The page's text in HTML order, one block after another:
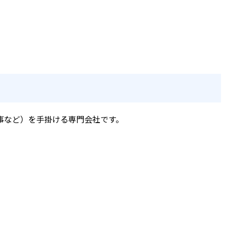
ど）を手掛ける専門会社です。